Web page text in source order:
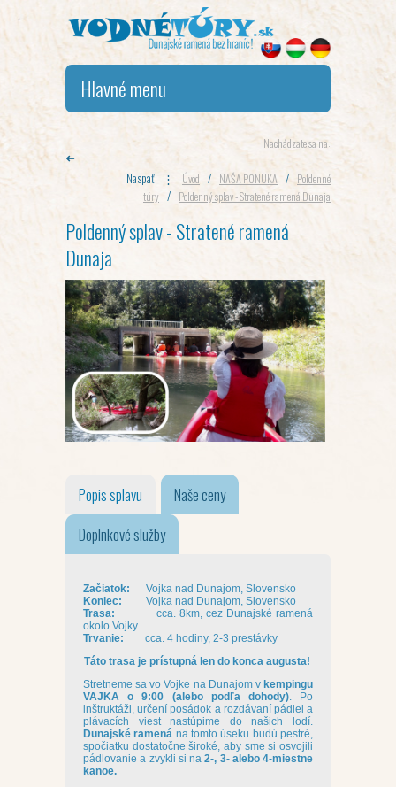
Hlavné menu
Nachádzate sa na:
➜
Naspäť
⋮ Úvod / NAŠA PONUKA / Poldenné
túry / Poldenný splav - Stratené ramená Dunaja
Poldenný splav - Stratené ramená
Dunaja
Popis splavu
Naše ceny
Doplnkové služby
Začiatok: Vojka nad Dunajom, Slovensko
Koniec: Vojka nad Dunajom, Slovensko
Trasa: cca. 8km, cez Dunajské ramená
okolo Vojky
Trvanie: cca. 4 hodiny, 2-3 prestávky
Táto trasa je prístupná len do konca augusta!
Stretneme sa vo Vojke na Dunajom v kempingu
VAJKA o 9:00 (alebo podľa dohody). Po
inštruktáži, určení posádok a rozdávaní pádiel a
plávacích viest nastúpime do našich lodí.
Dunajské ramená na tomto úseku budú pestré,
spočiatku dostatočne široké, aby sme si osvojili
pádlovanie a zvykli si na 2-, 3- alebo 4-miestne
kanoe.